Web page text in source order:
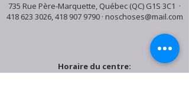
735 Rue Père-Marquette, Québec (QC) G1S 3C1 ·
418 623 3026,418 907 9790· noschoses@mail.com
Horaire du centre: